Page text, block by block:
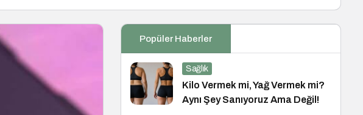
Popüler Haberler
Sağlık
Kilo Vermek mi, Yağ Vermek mi?
Aynı Şey Sanıyoruz Ama Değil!